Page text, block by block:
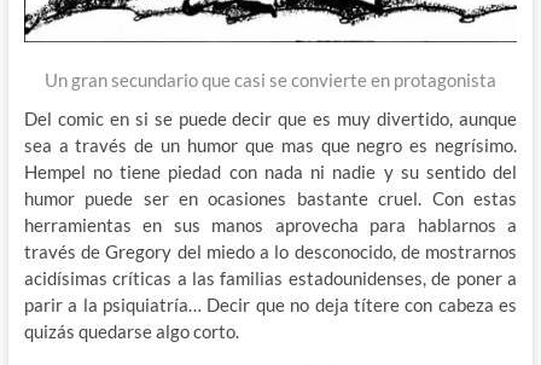
Un gran secundario que casi se convierte en protagonista
Del comic en si se puede decir que es muy divertido, aunque
sea a través de un humor que mas que negro es negrísimo.
Hempel no tiene piedad con nada ni nadie y su sentido del
humor puede ser en ocasiones bastante cruel. Con estas
herramientas en sus manos aprovecha para hablarnos a
través de Gregory del miedo a lo desconocido, de mostrarnos
acidísimas críticas a las familias estadounidenses, de poner a
parir a la psiquiatría… Decir que no deja títere con cabeza es
quizás quedarse algo corto.